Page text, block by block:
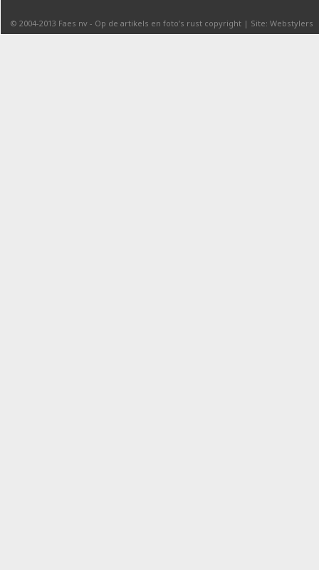
© 2004-2013 Faes nv - Op de artikels en foto’s rust copyright | Site: Webstylers